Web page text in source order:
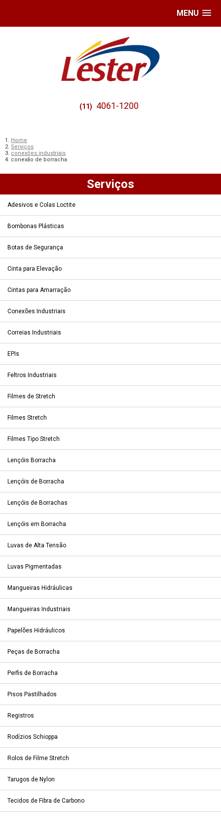
MENU
(11) 4061-1200
Home
Serviços
conexões industriais
conexão de borracha
Serviços
Adesivos e Colas Loctite
Bombonas Plásticas
Botas de Segurança
Cinta para Elevação
Cintas para Amarração
Conexões Industriais
Correias Industriais
EPIs
Feltros Industriais
Filmes de Stretch
Filmes Stretch
Filmes Tipo Stretch
Lençóis Borracha
Lençóis de Borracha
Lençóis de Borrachas
Lençóis em Borracha
Luvas de Alta Tensão
Luvas Pigmentadas
Mangueiras Hidráulicas
Mangueiras Industriais
Papelões Hidráulicos
Peças de Borracha
Perfis de Borracha
Pisos Pastilhados
Registros
Rodízios Schioppa
Rolos de Filme Stretch
Tarugos de Nylon
Tecidos de Fibra de Carbono